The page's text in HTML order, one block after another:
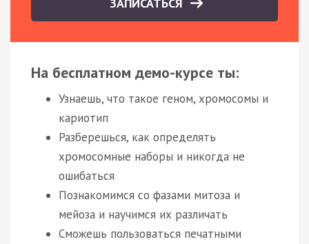
На бесплатном демо-курсе ты:
Узнаешь, что такое геном, хромосомы и
кариотип
Разберешься, как определять
хромосомные наборы и никогда не
ошибаться
Познакомимся со фазами митоза и
мейоза и научимся их различать
Сможешь пользоваться печатными